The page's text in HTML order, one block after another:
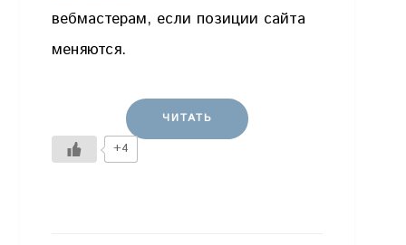
вебмастерам, если позиции сайта
меняются.
ЧИТАТЬ
+4